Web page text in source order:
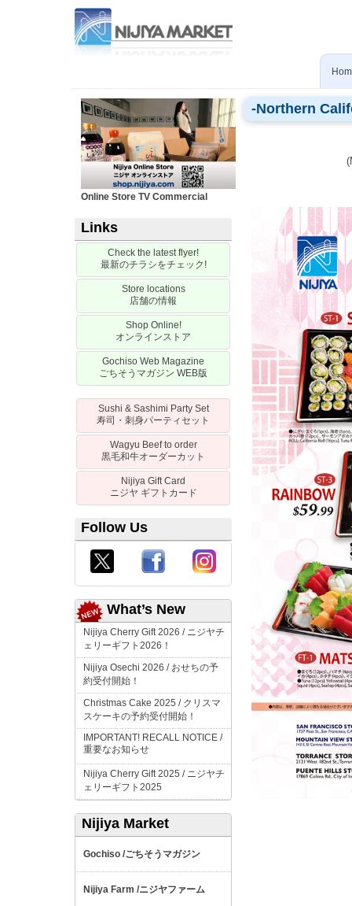
Online Store TV Commercial
Links
Check the latest flyer!
最新のチラシをチェック !
Store locations
店舗の情報
Shop Online!
オンラインストア
Gochiso Web Magazine
ごちそうマガジン WEB版
Sushi & Sashimi Party Set
寿司・刺身パーティセット
Wagyu Beef to order
黒毛和牛オーダーカット
Nijiya Gift Card
ニジヤ ギフトカード
Follow Us
What’s New
Nijiya Cherry Gift 2026 / ニジヤチ
ェリーギフト 2026！
Nijiya Osechi 2026 / おせちの予
約受付開始！
Christmas Cake 2025 / クリスマ
スケーキの予約受付開始！
IMPORTANT! RECALL NOTICE /
重要なお知らせ
Nijiya Cherry Gift 2025 / ニジヤチ
ェリーギフト 2025
Nijiya Market
Gochiso /ごちそうマガジン
Nijiya Farm /ニジヤファーム
-Northern